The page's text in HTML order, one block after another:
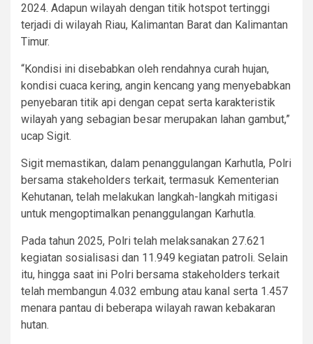
2024. Adapun wilayah dengan titik hotspot tertinggi
terjadi di wilayah Riau, Kalimantan Barat dan Kalimantan
Timur.
“Kondisi ini disebabkan oleh rendahnya curah hujan,
kondisi cuaca kering, angin kencang yang menyebabkan
penyebaran titik api dengan cepat serta karakteristik
wilayah yang sebagian besar merupakan lahan gambut,”
ucap Sigit.
Sigit memastikan, dalam penanggulangan Karhutla, Polri
bersama stakeholders terkait, termasuk Kementerian
Kehutanan, telah melakukan langkah-langkah mitigasi
untuk mengoptimalkan penanggulangan Karhutla.
Pada tahun 2025, Polri telah melaksanakan 27.621
kegiatan sosialisasi dan 11.949 kegiatan patroli. Selain
itu, hingga saat ini Polri bersama stakeholders terkait
telah membangun 4.032 embung atau kanal serta 1.457
menara pantau di beberapa wilayah rawan kebakaran
hutan.